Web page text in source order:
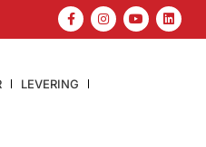
LEVERING